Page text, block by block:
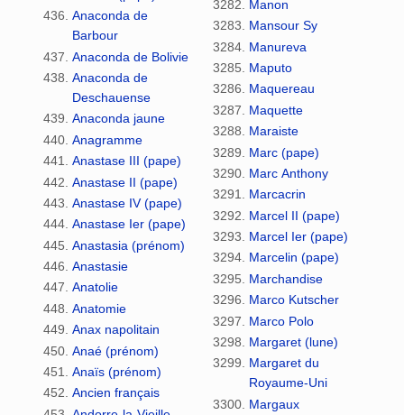
Anaconda de
Barbour
Anaconda de Bolivie
Anaconda de
Deschauense
Anaconda jaune
Anagramme
Anastase III (pape)
Anastase II (pape)
Anastase IV (pape)
Anastase Ier (pape)
Anastasia (prénom)
Anastasie
Anatolie
Anatomie
Anax napolitain
Anaé (prénom)
Anaïs (prénom)
Ancien français
Manon
Mansour Sy
Manureva
Maputo
Maquereau
Maquette
Maraiste
Marc (pape)
Marc Anthony
Marcacrin
Marcel II (pape)
Marcel Ier (pape)
Marcelin (pape)
Marchandise
Marco Kutscher
Marco Polo
Margaret (lune)
Margaret du
Royaume-Uni
Margaux